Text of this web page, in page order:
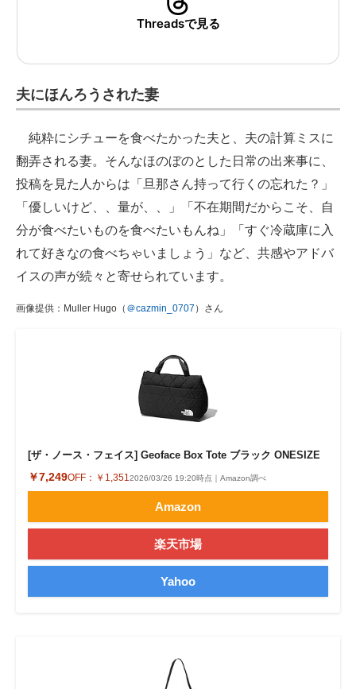
Threadsで見る
夫にほんろうされた妻
純粋にシチューを食べたかった夫と、夫の計算ミスに
翻弄される妻。そんなほのぼのとした日常の出来事に、
投稿を見た人からは「旦那さん持って行くの忘れた？」
「優しいけど、、量が、、」「不在期間だからこそ、自
分が食べたいものを食べたいもんね」「すぐ冷蔵庫に入
れて好きなの食べちゃいましょう」など、共感やアドバ
イスの声が続々と寄せられています。
画像提供：Muller Hugo（ ＠cazmin_0707 ）さん
[ザ・ノース・フェイス] Geoface Box Tote ブラック ONESIZE
￥7,249OFF： ￥1,3512026/03/26 19:20時点｜Amazon調べ
Amazon
楽天市場
Yahoo